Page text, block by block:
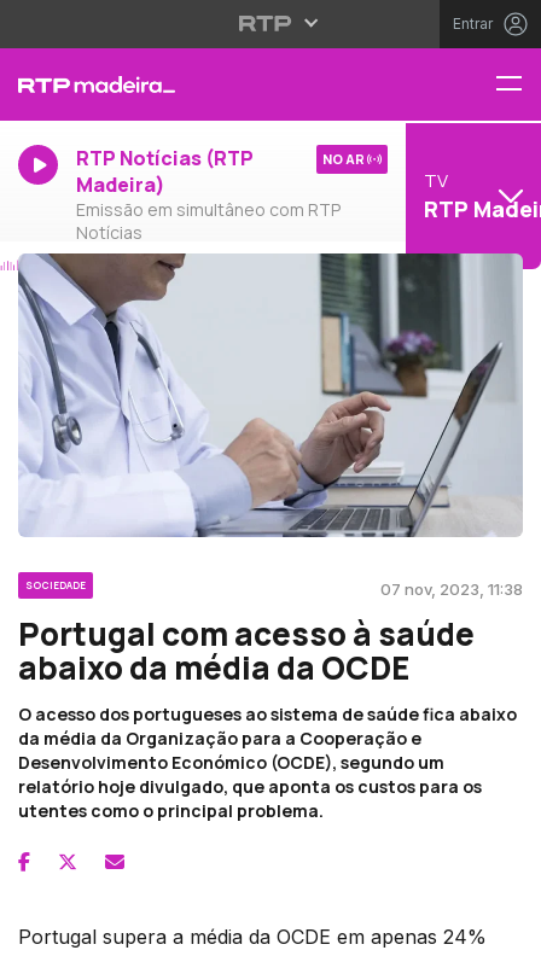
Entrar
RTP Notícias (RTP
Madeira)
Emissão em simultâneo com RTP
Notícias
NO AR
TV
RTP
SOCIEDADE 07 nov, 2023, 11:38
Portugal com acesso à saúde
abaixo da média da OCDE
O acesso dos portugueses ao sistema de saúde fica abaixo
da média da Organização para a Cooperação e
Desenvolvimento Económico (OCDE), segundo um
relatório hoje divulgado, que aponta os custos para os
utentes como o principal problema.
Portugal supera a média da OCDE em apenas 24%